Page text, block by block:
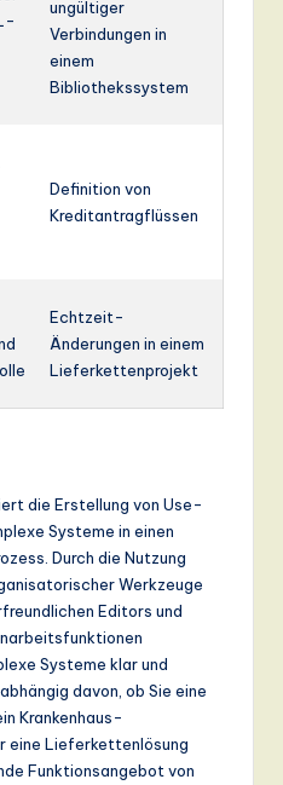
ungültiger
Verbindungen in
einem
Bibliothekssystem
Definition von
Kreditantragflüssen
Echtzeit-
Änderungen in einem
Lieferkettenprojekt
die Erstellung von Use-
Systeme in einen
Durch die Nutzung
Werkzeuge
Editors und
Systeme klar und
davon, ob Sie eine
Krankenhaus-
eine Lieferkettenlösung
Funktionsangebot von